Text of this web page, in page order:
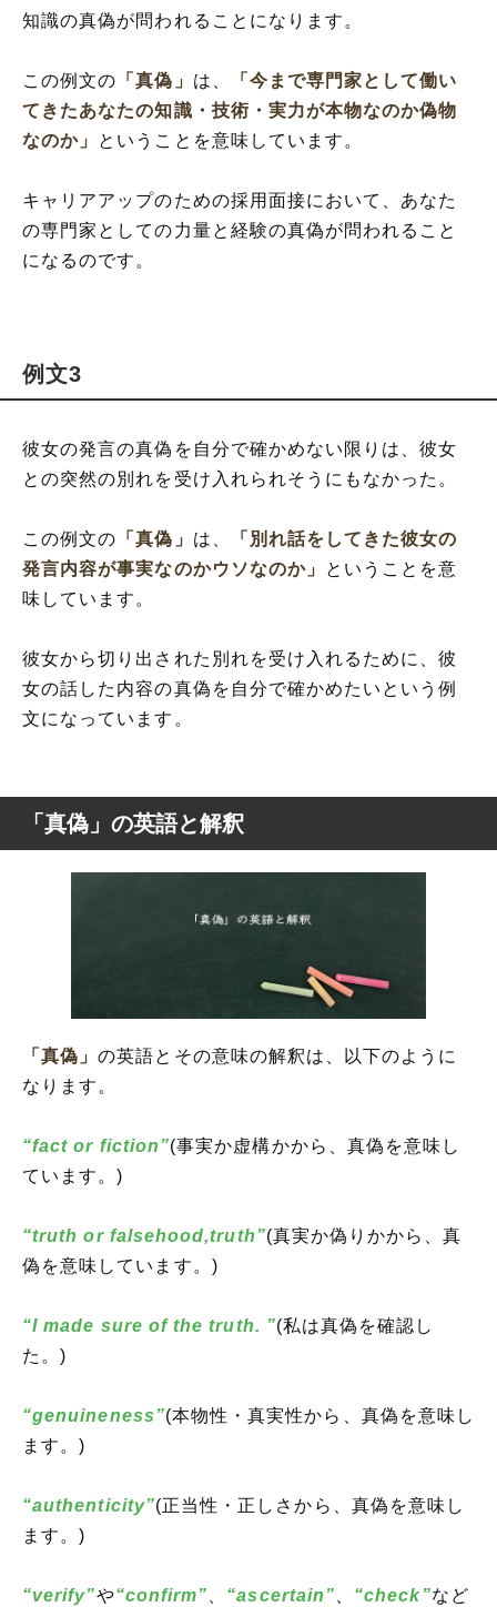
知識の真偽が問われることになります。
この例文の 「真偽」 は、
「今まで専門家として働い
てきたあなたの知識・技術・実力が本物なのか偽物
なのか」
ということを意味しています。
キャリアアップのための採用面接において、あなた
の専門家としての力量と経験の真偽が問われること
になるのです。
例文3
彼女の発言の真偽を自分で確かめない限りは、彼女
との突然の別れを受け入れられそうにもなかった。
この例文の 「真偽」 は、
「別れ話をしてきた彼女の
発言内容が事実なのかウソなのか」
ということを意
味しています。
彼女から切り出された別れを受け入れるために、彼
女の話した内容の真偽を自分で確かめたいという例
文になっています。
「真偽」の英語と解釈
「真偽」の英語とその意味の解釈は、以下のように
なります。
“fact or fiction”(事実か虚構かから、真偽を意味し
ています。)
“truth or falsehood,truth”(真実か偽りかから、真
偽を意味しています。)
“I made sure of the truth. ”(私は真偽を確認し
た。)
“genuineness”(本物性・真実性から、真偽を意味し
ます。)
“authenticity”(正当性・正しさから、真偽を意味し
ます。)
“verify”や“confirm” “ascertain” “check”など